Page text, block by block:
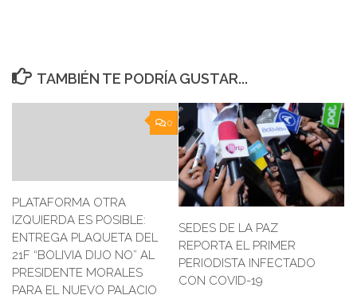
TAMBIÉN TE PODRÍA GUSTAR...
0
PLATAFORMA OTRA
IZQUIERDA ES POSIBLE:
ENTREGA PLAQUETA DEL
21F “BOLIVIA DIJO NO” AL
PRESIDENTE MORALES
PARA EL NUEVO PALACIO
SEDES DE LA PAZ
REPORTA EL PRIMER
PERIODISTA INFECTADO
CON COVID-19